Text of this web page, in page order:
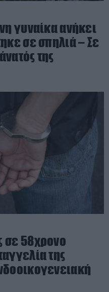
γυναίκα ανήκει
σε σπηλιά – Σε
της
σε 58χρονο
της